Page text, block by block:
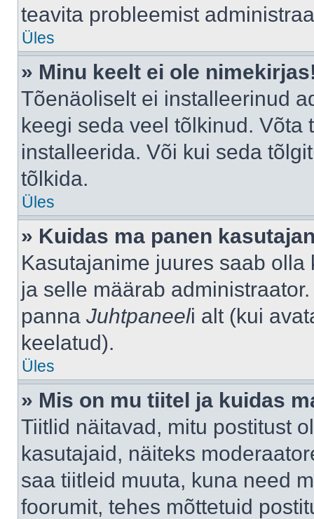
teavita probleemist
Üles
» Minu keelt ei ole
Tõenäoliselt ei installeerinud
keegi seda veel tõlkinud.
installeerida. Või kui seda
tõlkida.
Üles
» Kuidas ma panen
Kasutajanime juures saab
ja selle määrab
panna Juhtpaneeli alt (kui
keelatud).
Üles
» Mis on mu tiitel ja kuidas
Tiitlid näitavad, mitu postitust
kasutajaid, näiteks
saa tiitleid muuta, kuna need
foorumit, tehes mõttetuid